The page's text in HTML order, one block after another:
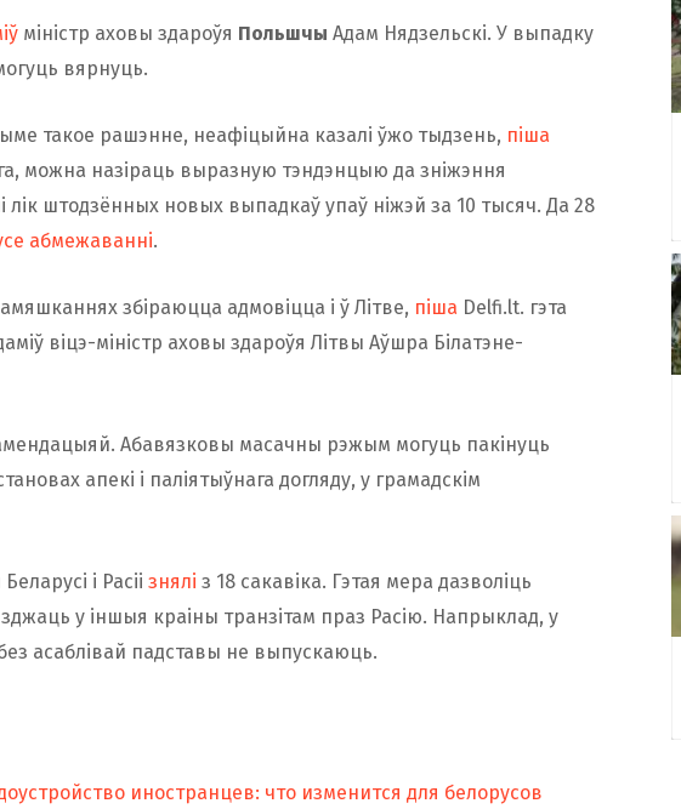
міністр аховы здароўя Польшчы Адам Нядзельскі. У выпадку
вярнуць.
такое рашэнне, неафіцыйна казалі ўжо тыдзень, піша
можна назіраць выразную тэндэнцыю да зніжэння
лік штодзённых новых выпадкаў упаў ніжэй за 10 тысяч. Да 28
абмежаванні.
збіраюцца адмовіцца і ў Літве, піша Delfi.lt. гэта
віцэ-міністр аховы здароўя Літвы Аўшра Білатэне-
Абавязковы масачны рэжым могуць пакінуць
апекі і паліятыўнага догляду, у грамадскім
і Расіі знялі з 18 сакавіка. Гэтая мера дазволіць
у іншыя краіны транзітам праз Расію. Напрыклад, у
асаблівай падставы не выпускаюць.
иностранцев: что изменится для белорусов